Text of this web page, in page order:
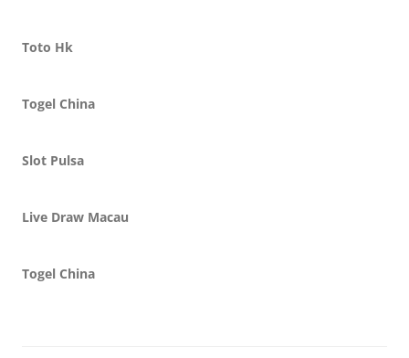
Toto Hk
Togel China
Slot Pulsa
Live Draw Macau
Togel China